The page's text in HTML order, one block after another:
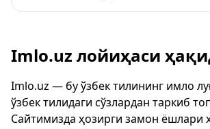
Imlo.uz лойиҳаси
Imlo.uz — бу ўзбек тилининг имло
ўзбек тилидаги сўзлардан таркиб
Сайтимизда ҳозирги замон ёшлари